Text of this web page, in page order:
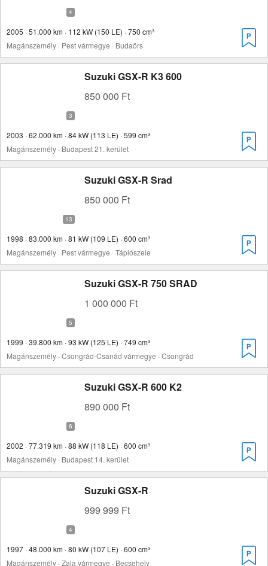
2005 · 51.000 km · 112 kW (150 LE) · 750 cm³
Magánszemély · Pest vármegye · Budaörs
Suzuki GSX-R K3 600
850 000 Ft
2003 · 62.000 km · 84 kW (113 LE) · 599 cm³
Magánszemély · Budapest 21. kerület
Suzuki GSX-R Srad
850 000 Ft
1998 · 83.000 km · 81 kW (109 LE) · 600 cm³
Magánszemély · Pest vármegye · Tápiószele
Suzuki GSX-R 750 SRAD
1 000 000 Ft
1999 · 39.800 km · 93 kW (125 LE) · 749 cm³
Magánszemély · Csongrád-Csanád vármegye · Csongrád
Suzuki GSX-R 600 K2
890 000 Ft
2002 · 77.319 km · 88 kW (118 LE) · 600 cm³
Magánszemély · Budapest 14. kerület
Suzuki GSX-R
999 999 Ft
1997 · 48.000 km · 80 kW (107 LE) · 600 cm³
Magánszemély · Zala vármegye · Becsehely